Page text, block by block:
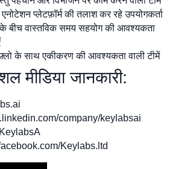
प्लेटफ़ॉर्म की तलाश कर रहे उपयोगकर्ता
बीच वास्तविक समय सहयोग की आवश्यकता
के साथ एकीकरण की आवश्यकता वाली टीमें
मीडिया जानकारी:
company/keylabsai
Keylabs.ltd